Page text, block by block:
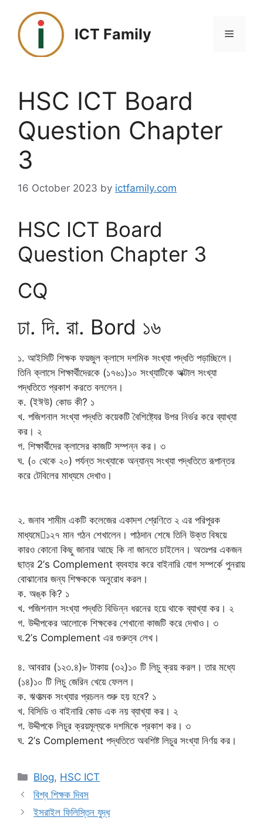
content
ICT Family Menu
HSC ICT Board
Question Chapter
3
16 October 2023 by ictfamily.com
HSC ICT Board
Question Chapter 3
CQ
ঢা. দি. রা. Bord ১৬
১. আইসিটি শিক্ষক ফয়জুল ক্লাসে দশমিক সংখ্যা পদ্ধতি পড়াচ্ছিলে।
তিনি ক্লাসে শিক্ষার্থীদেরকে (১৭৬১)১০ সংখ্যাটিকে অক্টাল সংখ্যা
পদ্ধতিতে প্রকাশ করতে বললেন।
ক. (ইঈউ) কোড কী? ১
খ. পজিশনাল সংখ্যা পদ্ধতি কয়েকটি বৈশিষ্ট্যের উপর নির্ভর করে ব্যাখ্যা
কর। ২
গ. শিক্ষার্থীদের ক্লাসের কাজটি সম্পন্ন কর। ৩
ঘ. (০ থেকে ২০) পর্যন্ত সংখ্যাকে অন্যান্য সংখ্যা পদ্ধতিতে রূপান্তর
করে টেবিলের মাধ্যমে দেখাও।
২. জনাব শামীম একটি কলেজের একাদশ শ্রেণিতে ২ এর পরিপূরক
মাধ্যমে১২৭ মান গঠন শেখালেন। পাঠদান শেষে তিনি উক্ত বিষয়ে
কারও কোনো কিছু জানার আছে কি না জানতে চাইলেন। অতঃপর একজন
ছাত্র 2’s Complement ব্যবহার করে বাইনারি যোগ সম্পর্কে পুনরায়
বোঝানোর জন্য শিক্ষককে অনুরোধ করল।
ক. অঙ্ক কি? ১
খ. পজিশনাল সংখ্যা পদ্ধতি বিভিন্ন ধরনের হয়ে থাকে ব্যাখ্যা কর। ২
গ. উদ্দীপকের আলোকে শিক্ষকের শেখানো কাজটি করে দেখাও। ৩
ঘ.2’s Complement এর গুরুত্ব লেখ।
৪. আবরার (১২৩.৪)৮ টাকায় (৩২)১০ টি লিচু ক্রয় করল। তার মধ্যে
(১৪)১০ টি লিচু জেরিন খেয়ে ফেলল।
ক. ঋণাত্মক সংখ্যার প্রচলন শুরু হয় হবে? ১
খ. বিসিডি ও বাইনারি কোড এক নয় ব্যাখ্যা কর। ২
গ. উদ্দীপকে লিচুর ক্রয়মূল্যকে দশমিকে প্রকাশ কর। ৩
ঘ. 2’s Complement পদ্ধতিতে অবশিষ্ট লিচুর সংখ্যা নির্ণয় কর।
Categories
Blog, HSC ICT
বিশ্ব শিক্ষক দিবস
ইসরাইল ফিলিস্তিন যুদ্ধ